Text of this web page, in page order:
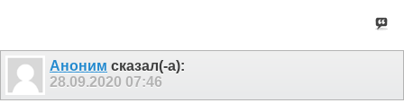
Аноним сказал(-а):
28.09.2020 07:46